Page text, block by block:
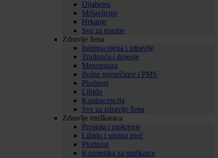
Dijabetes
Mršavljenje
Hrkanje
Sve za tegobe
Zdravlje žena
Intimna njega i zdravlje
Trudnoća i dojenje
Menopauza
Bolne mjesečnice i PMS
Plodnost
Libido
Kontracepcija
Sve za zdravlje žena
Zdravlje muškaraca
Prostata i mokrenje
Libido i spolna moć
Plodnost
Kozmetika za muškarce